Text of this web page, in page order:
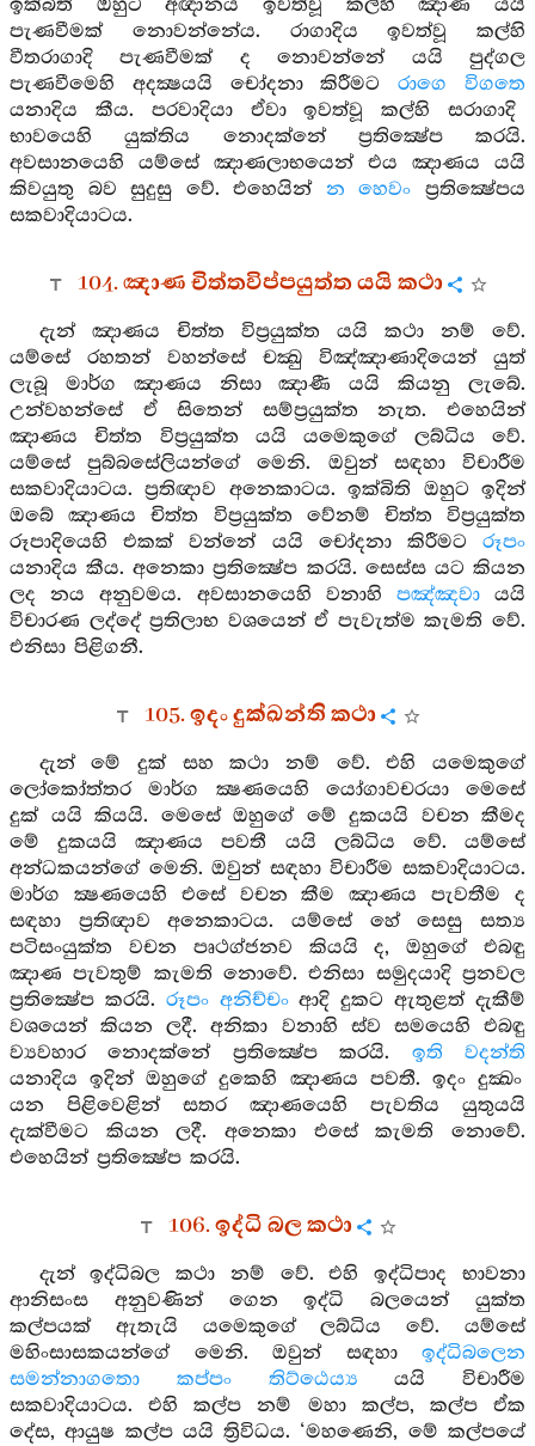
ඉක්බිති ඔහුට අඥානය ඉවත්වූ කල්හි ඤාණ යයි
පැණවීමක් නොවන්නේය. රාගාදිය ඉවත්වූ කල්හි
වීතරාගාදි පැණවීමක් ද නොවන්නේ යයි පුද්ගල
පැණවීමෙහි අදක්‍ෂයයි චෝදනා කිරීමටරාගෙ විගතෙ
යනාදිය කීය. පරවාදියා ඒවා ඉවත්වූ කල්හි සරාගාදි
භාවයෙහි යුක්තිය නොදක්නේ ප්‍රතික්‍ෂේප කරයි.
අවසානයෙහි යම්සේ ඤාණලාභයෙන් එය ඤාණය යයි
කිවයුතු බව සුදුසු වේ. එහෙයින් න හෙවං ප්‍රතික්‍ෂේපය
සකවාදියාටය.
104. ඤාණ චිත්තවිප්පයුත්ත යයි කථා
දැන් ඤාණය චිත්ත විප්‍රයුක්ත යයි කථා නම් වේ.
යම්සේ රහතන් වහන්සේ චක්‍ඛු විඤ්ඤාණාදියෙන් යුත්
ලැබූ මාර්ග ඤාණය නිසා ඤාණී යයි කියනු ලැබේ.
උන්වහන්සේ ඒ සිතෙන් සම්ප්‍රයුක්ත නැත. එහෙයින්
ඤාණය චිත්ත විප්‍රයුක්ත යයි යමෙකුගේ ලබ්ධිය වේ.
යම්සේ පුබ්බසේලියන්ගේ මෙනි. ඔවුන් සඳහා විචාරීම
සකවාදියාටය. ප්‍රතිඥාව අනෙකාටය. ඉක්බිති ඔහුට ඉදින්
ඔබේ ඤාණය චිත්ත විප්‍රයුක්ත වේනම් චිත්ත විප්‍රයුක්ත
රූපාදියෙහි එකක් වන්නේ යයි චෝදනා කිරීමට රූපං
යනාදිය කීය. අනෙකා ප්‍රතික්‍ෂේප කරයි. සෙස්ස යට කියන
ලද නය අනුවමය. අවසානයෙහි වනාහි පඤ්ඤවායයි
විචාරණ ලද්දේ ප්‍රතිලාභ වශයෙන් ඒ පැවැත්ම කැමති වේ.
එනිසා පිළිගනී.
105. ඉදං දුක්‍ඛන්ති කථා
දැන් මේ දුක් සහ කථා නම් වේ. එහි යමෙකුගේ
ලෝකෝත්තර මාර්ග ක්‍ෂණයෙහි යෝගාවචරයා මෙසේ
දුක් යයි කියයි. මෙසේ ඔහුගේ මේ දුකයයි වචන කීමද
මේ දුකයයි ඤාණය පවතී යයි ලබ්ධිය වේ. යම්සේ
අන්ධකයන්ගේ මෙනි. ඔවුන් සඳහා විචාරීම සකවාදියාටය.
මාර්ග ක්‍ෂණයෙහි එසේ වචන කීම ඤාණය පැවතීම ද
සඳහා ප්‍රතිඥාව අනෙකාටය. යම්සේ හේ සෙසු සත්‍ය
පටිසංයුක්ත වචන පෘථග්ජනව කියයි ද, ඔහුගේ එබඳු
ඤාණ පැවතුම් කැමති නොවේ. එනිසා සමුදයාදි ප්‍රනවල
ප්‍රතික්‍ෂේප කරයි. රූපං අනිච්චංආදි දුකට ඇතුළත් දැකීම්
වශයෙන් කියන ලදී. අනිකා වනාහි ස්ව සමයෙහි එබඳු
ව්‍යවහාර නොදක්නේ ප්‍රතික්‍ෂේප කරයි. ඉති වදන්ති
යනාදිය ඉදින් ඔහුගේ දුකෙහි ඤාණය පවතී. ඉදං දුක්‍ඛං
යන පිළිවෙළින් සතර ඤාණයෙහි පැවතිය යුතුයයි
දැක්වීමට කියන ලදී. අනෙකා එසේ කැමති නොවේ.
එහෙයින් ප්‍රතික්‍ෂේප කරයි.
106. ඉද්ධි බල කථා
දැන් ඉද්ධිබල කථා නම් වේ. එහි ඉද්ධිපාද භාවනා
ආනිසංස අනුවණින් ගෙන ඉද්ධි බලයෙන් යුක්ත
කල්පයක් ඇතැයි යමෙකුගේ ලබ්ධිය වේ. යම්සේ
මහිංසාසකයන්ගේ මෙනි. ඔවුන් සඳහා ඉද්ධිබලෙන
සමන්නාගතො කප්පං තිට්ඨෙය්‍ය යයි විචාරීම
සකවාදියාටය. එහි කල්ප නම් මහා කල්ප, කල්ප ඒක
දේස, ආයුෂ කල්ප යයි ත්‍රිවිධය. ‘මහණෙනි, මේ කල්පයේ